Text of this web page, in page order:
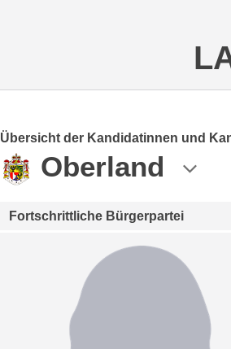
Übersicht der Kandidatinnen und
Oberland
Fortschrittliche Bürgerpartei